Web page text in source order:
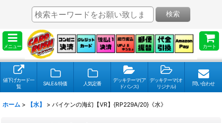
メニュー カート
検索
値下げカード一
覧
SALE＆特価 人気定番
デッキテーマ(ア
ドバンス)
デッキテーマ(オ
リジナル)
問い合わせ
ホーム > 【水】 > バイケンの海幻【VR】{RP229A/20}《水》